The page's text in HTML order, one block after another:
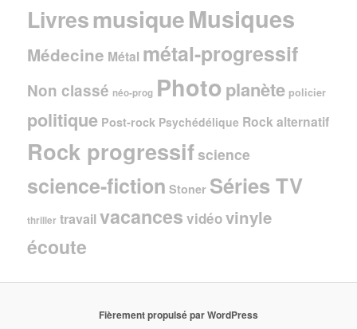
LivresmusiqueMusiques
Médecine Métal métal-progressif
Non classé néo-prog Photo planète policier
politique Post-rock Psychédélique Rock alternatif
Rock progressifscience
science-fiction Stoner Séries TV
thriller travail vacances vidéovinyle
écoute
Fièrement propulsé par WordPress